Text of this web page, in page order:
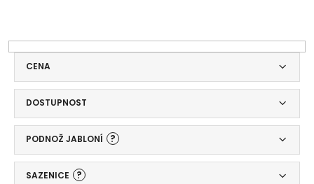
CENA
DOSTUPNOST
PODNOŽ JABLONÍ ?
SAZENICE ?